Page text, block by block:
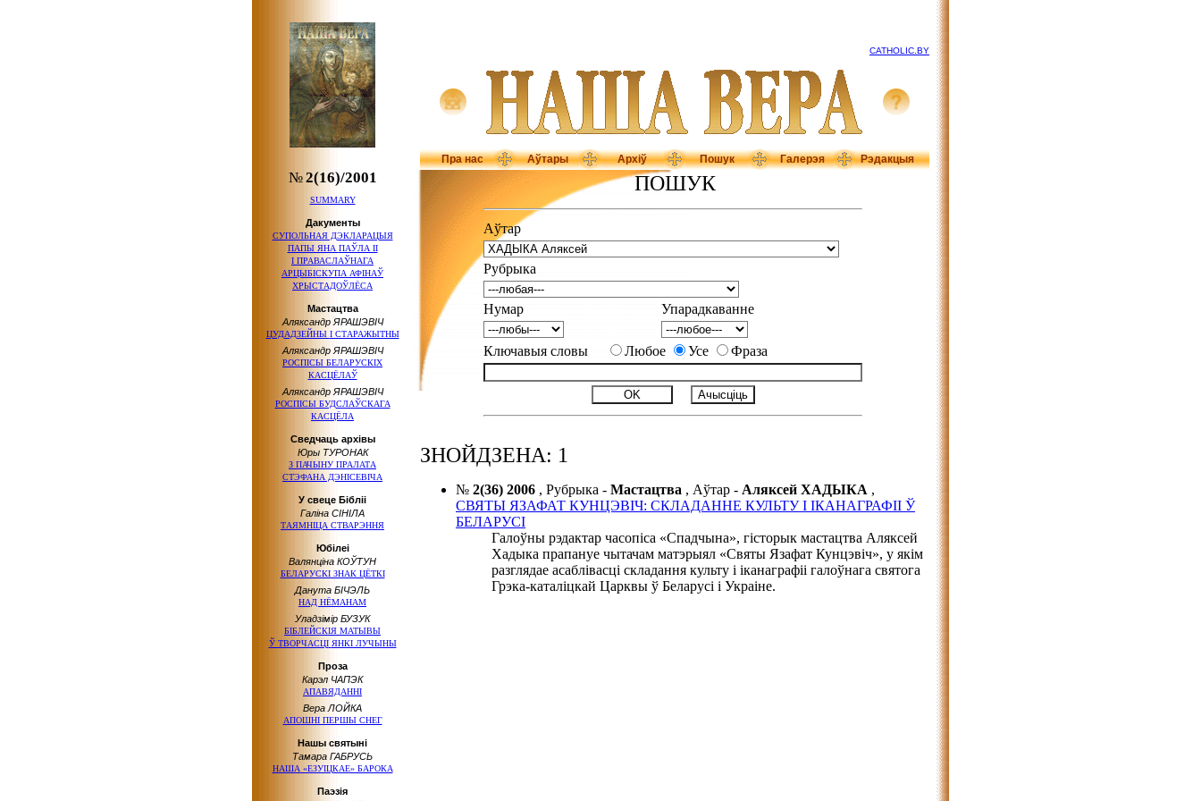
CATHOLIC.BY
Пра нас Аўтары Архіў Пошук Галерэя Рэдакцыя
№2(16)/2001
SUMMARY
Дакументы
СУПОЛЬНАЯ ДЭКЛАРАЦЫЯ
ПАПЫ ЯНА ПАЎЛА ІІ
І ПРАВАСЛАЎНАГА
АРЦЫБІСКУПА АФІНАЎ
ХРЫСТАДОЎЛЁСА
Мастацтва
Аляксандр ЯРАШЭВІЧ
ЦУДАДЗЕЙНЫ І СТАРАЖЫТНЫ
Аляксандр ЯРАШЭВІЧ
РОСПІСЫ БЕЛАРУСКІХ
КАСЦЁЛАЎ
Аляксандр ЯРАШЭВІЧ
РОСПІСЫ БУДСЛАЎСКАГА
КАСЦЁЛА
Сведчаць архівы
Юры ТУРОНАК
З ПАЧЫНУ ПРАЛАТА
СТЭФАНА ДЭНІСЕВІЧА
У свеце Бібліі
Галіна СІНІЛА
ТАЯМНІЦА СТВАРЭННЯ
Юбілеі
Валянціна КОЎТУН
БЕЛАРУСКІ ЗНАК ЦЁТКІ
Данута БІЧЭЛЬ
НАД НЁМАНАМ
Уладзімір БУЗУК
БІБЛЕЙСКІЯ МАТЫВЫ
Ў ТВОРЧАСЦІ ЯНКІ ЛУЧЫНЫ
Проза
Карэл ЧАПЭК
АПАВЯДАННІ
Вера ЛОЙКА
АПОШНІ ПЕРШЫ СНЕГ
Нашы святыні
Тамара ГАБРУСЬ
НАША «ЕЗУІЦКАЕ» БАРОКА
Паэзія
ПОШУК
Аўтар
Рубрыка
Нумар Упарадкаванне
Ключавыя словы Любое Усе Фраза
ЗНОЙДЗЕНА: 1
№ 2(36) 2006 , Рубрыка - Мастацтва , Аўтар - Аляксей ХАДЫКА ,
СВЯТЫ ЯЗАФАТ КУНЦЭВІЧ: СКЛАДАННЕ КУЛЬТУ І ІКАНАГРАФІІ Ў
БЕЛАРУСІ
Галоўны рэдактар часопіса «Спадчына», гісторык мастацтва Аляксей
Хадыка прапануе чытачам матэрыял «Святы Язафат Кунцэвіч», у якім
разглядае асаблівасці складання культу і іканаграфіі галоўнага святога
Грэка-каталіцкай Царквы ў Беларусі і Украіне.